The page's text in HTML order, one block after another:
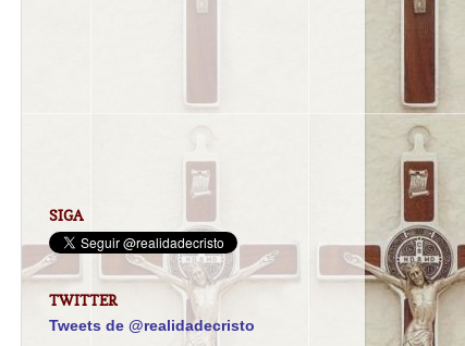
SIGA
TWITTER
Tweets de @realidadecristo